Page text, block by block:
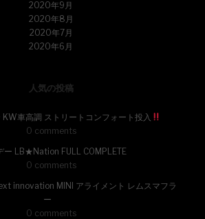
2020年9月
2020年8月
2020年7月
2020年6月
人気の投稿
車高調 ストリートコンフォート投入
0 comments
ー LB★Nation FULL COMPLETE
0 comments
innovation MINI アライメント レムスマフラ
ー
0 comments